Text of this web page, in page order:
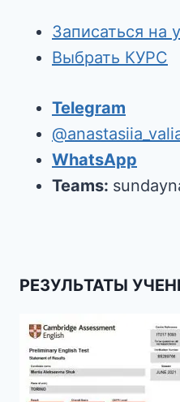
Записаться на
Выбрать КУРС
Telegram
WhatsApp
Teams:
РЕЗУЛЬТАТЫ